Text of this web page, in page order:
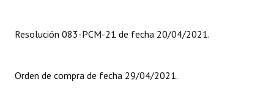
Resolución 083-PCM-21 de fecha 20/04/2021.
Orden de compra de fecha 29/04/2021.